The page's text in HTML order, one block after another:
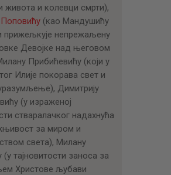
живота и колевци смрти),
(као Мандушићу
прижељкује непрежаљену
Девојке над његовом
Прибићевићу (који у
Илије покорава свет и
Димитрију
(у израженој
стваралачког надахнућа
за миром и
света), Милану
(у тајновитости заноса за
Христове љубави